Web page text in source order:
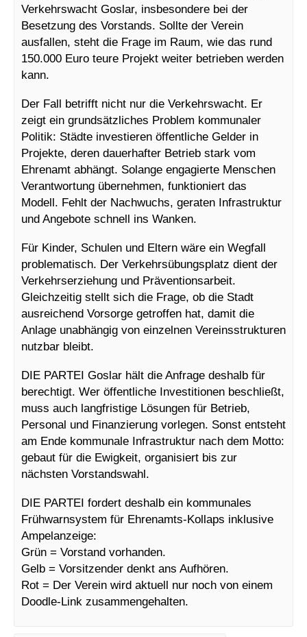
Verkehrswacht Goslar, insbesondere bei der
Besetzung des Vorstands. Sollte der Verein
ausfallen, steht die Frage im Raum, wie das rund
150.000 Euro teure Projekt weiter betrieben werden
kann.
Der Fall betrifft nicht nur die Verkehrswacht. Er
zeigt ein grundsätzliches Problem kommunaler
Politik: Städte investieren öffentliche Gelder in
Projekte, deren dauerhafter Betrieb stark vom
Ehrenamt abhängt. Solange engagierte Menschen
Verantwortung übernehmen, funktioniert das
Modell. Fehlt der Nachwuchs, geraten Infrastruktur
und Angebote schnell ins Wanken.
Für Kinder, Schulen und Eltern wäre ein Wegfall
problematisch. Der Verkehrsübungsplatz dient der
Verkehrserziehung und Präventionsarbeit.
Gleichzeitig stellt sich die Frage, ob die Stadt
ausreichend Vorsorge getroffen hat, damit die
Anlage unabhängig von einzelnen Vereinsstrukturen
nutzbar bleibt.
DIE PARTEI Goslar hält die Anfrage deshalb für
berechtigt. Wer öffentliche Investitionen beschließt,
muss auch langfristige Lösungen für Betrieb,
Personal und Finanzierung vorlegen. Sonst entsteht
am Ende kommunale Infrastruktur nach dem Motto:
gebaut für die Ewigkeit, organisiert bis zur
nächsten Vorstandswahl.
DIE PARTEI fordert deshalb ein kommunales
Frühwarnsystem für Ehrenamts-Kollaps inklusive
Ampelanzeige:
Grün = Vorstand vorhanden.
Gelb = Vorsitzender denkt ans Aufhören.
Rot = Der Verein wird aktuell nur noch von einem
Doodle-Link zusammengehalten.